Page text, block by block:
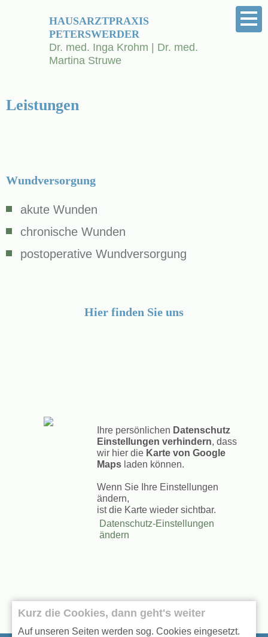
HAUSARZTPRAXIS
PETERSWERDER
Dr. med. Inga Krohm | Dr. med.
Martina Struwe
Leistungen
Wundversorgung
akute Wunden
chronische Wunden
postoperative Wundversorgung
Hier finden Sie uns
Ihre persönlichen Datenschutz
Einstellungen verhindern, dass
wir hier die Karte von Google
Maps laden können.
Wenn Sie Ihre Einstellungen
ändern,
ist die Karte wieder sichtbar.
Datenschutz-Einstellungen
ändern
Kurz die Cookies, dann geht's weiter
Auf unseren Seiten werden sog. Cookies eingesetzt.